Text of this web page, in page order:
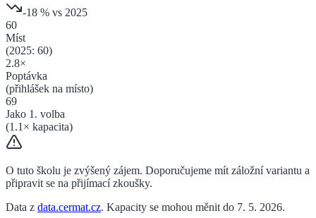
-18 % vs 2025
60
Míst
(2025: 60)
2.8×
Poptávka
(přihlášek na místo)
69
Jako 1. volba
(1.1 × kapacita)
O tuto školu je zvýšený zájem. Doporučujeme mít záložní variantu a
připravit se na přijímací zkoušky.
Data z data.cermat.cz. Kapacity se mohou měnit do 7. 5. 2026.